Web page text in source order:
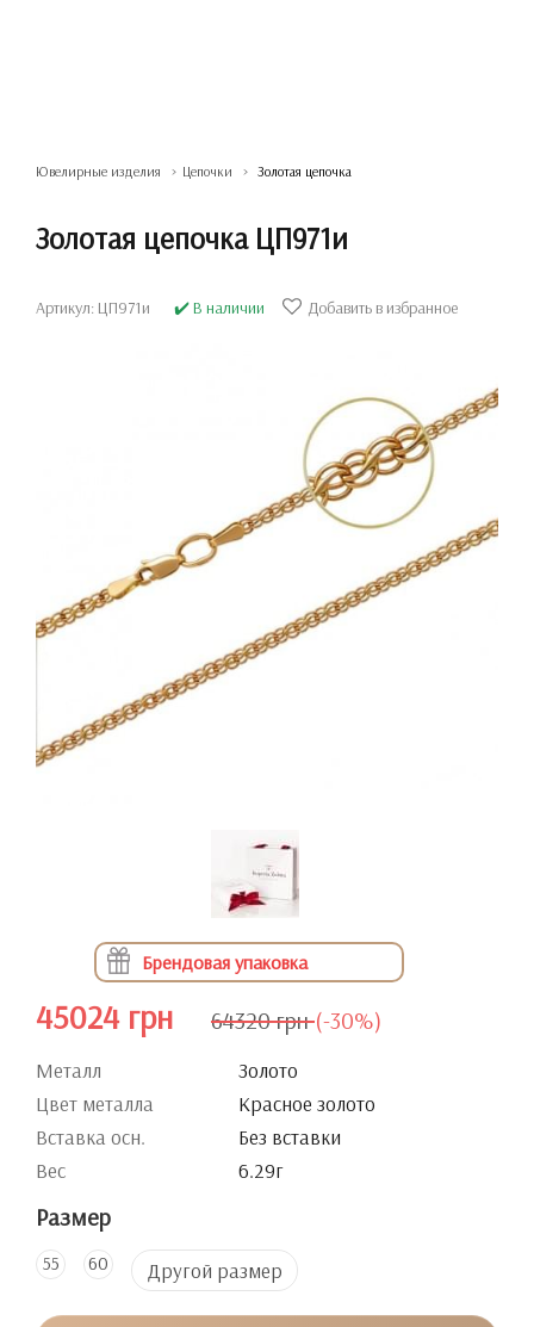
Ювелирные изделия Цепочки Золотая цепочка
Золотая цепочка ЦП971и
Артикул: ЦП971и ✔️ В наличии Добавить в избранное
Брендовая упаковка
45024 грн 64320 грн (-30%)
Металл
Золото
Цвет металла
Красное золото
Вставка осн.
Без вставки
Вес
6.29г
Размер
55 60 Другой размер